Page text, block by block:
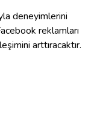
deneyimlerini
reklamları
arttıracaktır.